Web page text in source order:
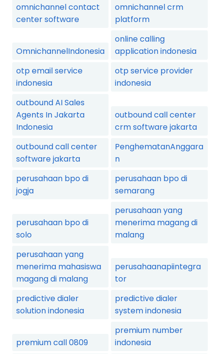
omnichannel contact
center software
omnichannel crm
platform
OmnichannelIndonesia
online calling
application indonesia
otp email service
indonesia
otp service provider
indonesia
outbound AI Sales
Agents In Jakarta
Indonesia
outbound call center
crm software jakarta
outbound call center
software jakarta
PenghematanAnggara
n
perusahaan bpo di
jogja
perusahaan bpo di
semarang
perusahaan bpo di
solo
perusahaan yang
menerima magang di
malang
perusahaan yang
menerima mahasiswa
magang di malang
perusahaanapiintegra
tor
predictive dialer
solution indonesia
predictive dialer
system indonesia
premium call 0809
premium number
indonesia